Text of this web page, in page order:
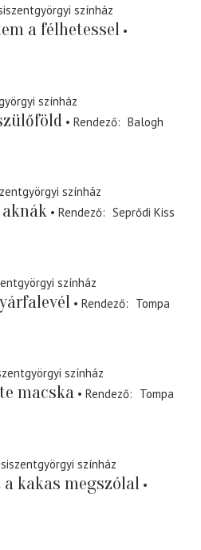
színház
a félhetessel
színház
Rendező
Balogh
színház
Rendező
Seprődi Kiss
színház
Rendező
Tompa
színház
macska Rendező
Tompa
színház
kakas megszólal